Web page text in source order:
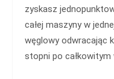
zyskasz
całej maszyny w
węglowy odwracając
stopni po